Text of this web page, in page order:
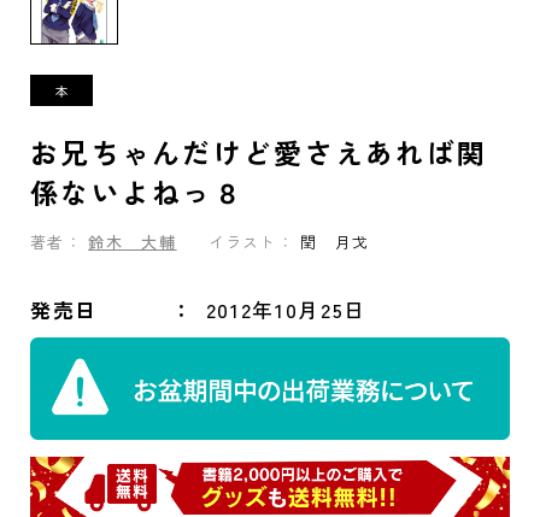
お兄ちゃんだけど愛さえあれば関
係ないよねっ８
著者： 鈴木 大輔 イラスト： 閏 月戈
発売日 2012年10月25日